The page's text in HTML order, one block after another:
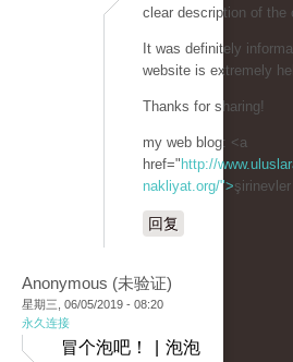
clear description of the
It was definitely
website is extremely
Thanks for sharing!
my web blog: <a
href=" http://
nakliyat.org/">
回复
Anonymous (未验证)
星期三, 06/05/2019 - 08:20
永久连接
冒个泡吧！ | 泡泡